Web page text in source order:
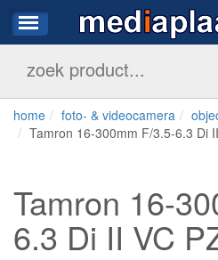
home foto- & videocamera
Tamron 16-300mm F/3.5-6.3 Di
Tamron 16-
6.3 Di II VC